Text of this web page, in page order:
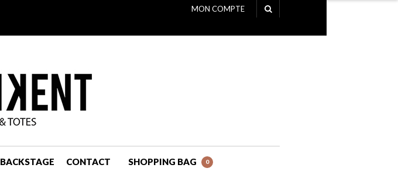
MON COMPTE
BACKSTAGE CONTACT SHOPPING BAG 0
NAVIGATION